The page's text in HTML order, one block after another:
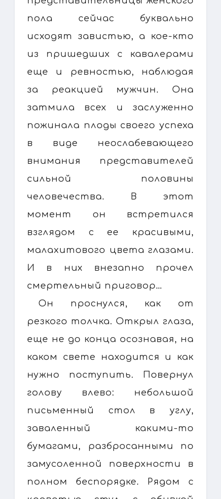
пола сейчас буквально
исходят завистью, а кое-кто
из пришедших с кавалерами
еще и ревностью, наблюдая
за реакцией мужчин. Она
затмила всех и заслуженно
пожинала плоды своего успеха
в виде неослабевающего
внимания представителей
сильной половины
человечества. В этот
момент он встретился
взглядом с ее красивыми,
малахитового цвета глазами.
И в них внезапно прочел
смертельный приговор…
Он проснулся, как от
резкого толчка. Открыл глаза,
еще не до конца осознавая, на
каком свете находится и как
нужно поступить. Повернул
голову влево: небольшой
письменный стол в углу,
заваленный какими-то
бумагами, разбросанными по
замусоленной поверхности в
полном беспорядке. Рядом с